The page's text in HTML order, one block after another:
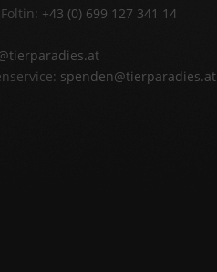
+43 (0) 699 127 341 14
spenden@tierparadies.at